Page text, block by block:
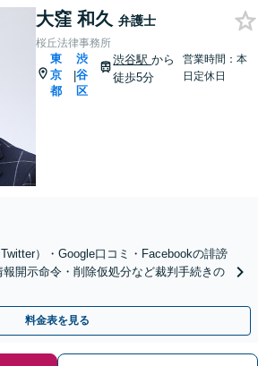
大窪 和久 弁護士
桜丘法律事務所
東
京
都
|
渋
谷
区
渋谷駅から
徒歩5分
営業時間：本
日定休日
）・Google口コミ・Facebookの誹謗
開示命令・削除仮処分など裁判手続きの
料金表を見る